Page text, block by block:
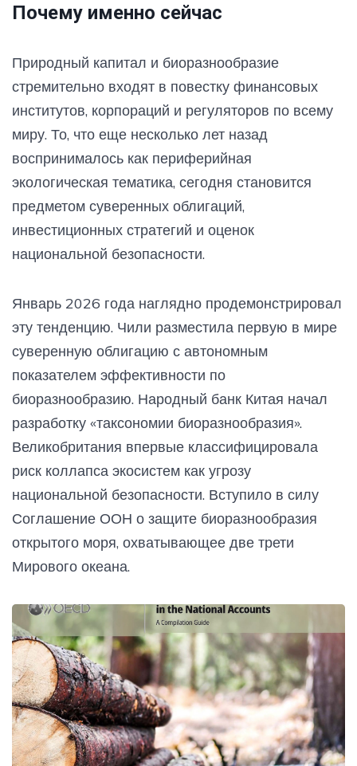
Почему именно сейчас
Природный капитал и биоразнообразие
стремительно входят в повестку финансовых
институтов, корпораций и регуляторов по всему
миру. То, что еще несколько лет назад
воспринималось как периферийная
экологическая тематика, сегодня становится
предметом суверенных облигаций,
инвестиционных стратегий и оценок
национальной безопасности.
Январь 2026 года наглядно продемонстрировал
эту тенденцию. Чили разместила первую в мире
суверенную облигацию с автономным
показателем эффективности по
биоразнообразию. Народный банк Китая начал
разработку «таксономии биоразнообразия».
Великобритания впервые классифицировала
риск коллапса экосистем как угрозу
национальной безопасности. Вступило в силу
Соглашение ООН о защите биоразнообразия
открытого моря, охватывающее две трети
Мирового океана.